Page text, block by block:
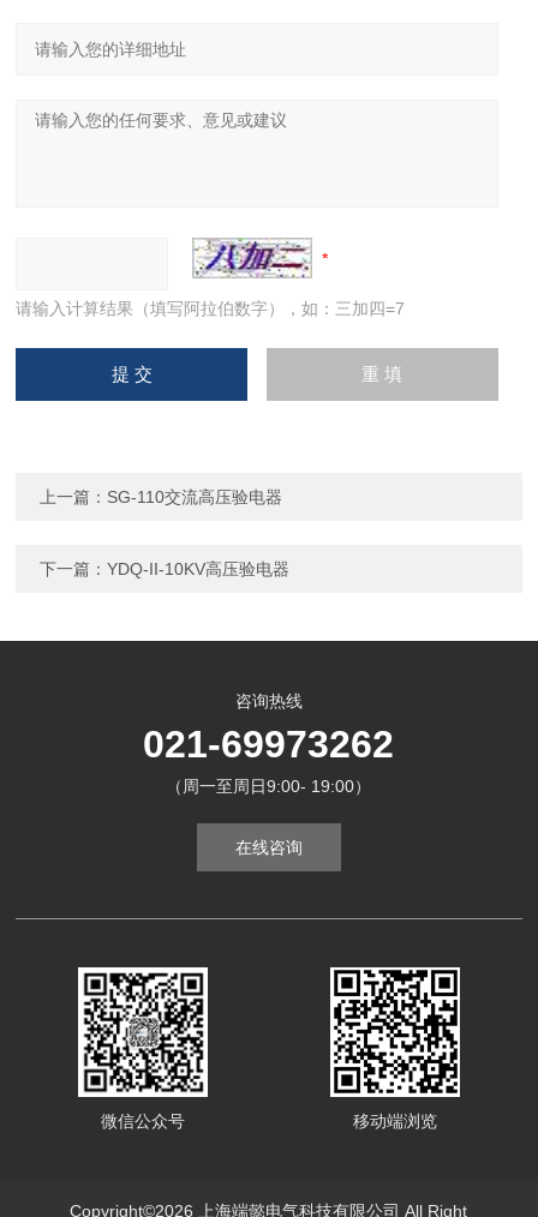
请输入计算结果（填写阿拉伯数字），如：三加四=7
上一篇： SG-110交流高压验电器
下一篇：YDQ-II-10KV高压验电器
咨询热线
021-69973262
（周一至周日9:00- 19:00）
在线咨询
微信公众号 移动端浏览
Copyright©2026 上海端懿电气科技有限公司 All Right